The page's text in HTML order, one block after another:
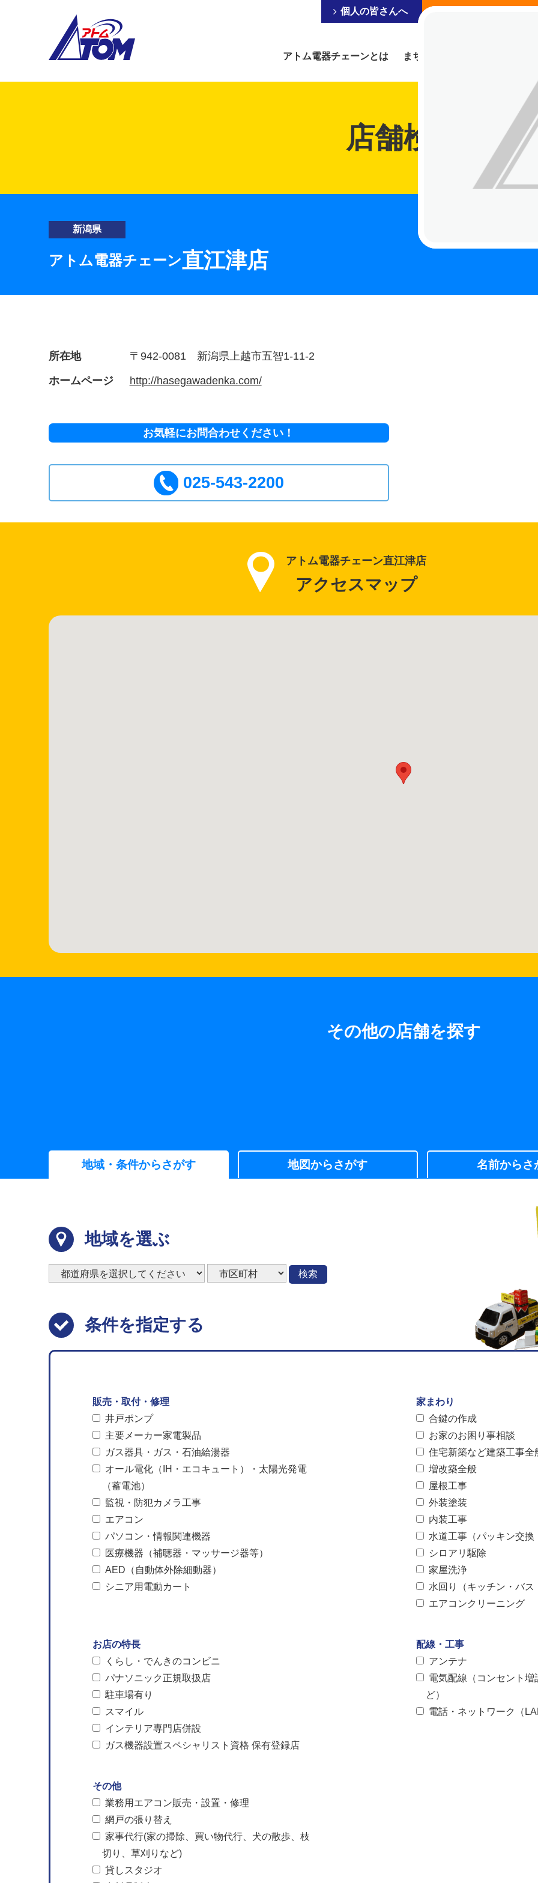
アトム電器チェーンとは まちの電器屋にできること
個人の皆さんへ
店舗検索
新潟県
アトム電器チェーン直江津店
所在地 〒942-0081 新潟県上越市五智1-11-2
ホームページ http://hasegawadenka.com/
お気軽にお問合わせください！
025-543-2200
アトム電器チェーン直江津店
アクセスマップ
その他の店舗を探す
地域・条件からさがす 地図からさがす 名前からさ
地域を選ぶ
検索
条件を指定する
販売・取付・修理
井戸ポンプ
主要メーカー家電製品
ガス器具・ガス・石油給湯器
オール電化（IH・エコキュート）・太陽光発電
（蓄電池）
監視・防犯カメラ工事
エアコン
パソコン・情報関連機器
医療機器（補聴器・マッサージ器等）
AED（自動体外除細動器）
シニア用電動カート
家まわり
合鍵の作成
お家のお困り事相談
住宅新築など建築工事全
増改築全般
屋根工事
外装塗装
内装工事
水道工事（パッキン交換
シロアリ駆除
家屋洗浄
水回り（キッチン・バ
エアコンクリーニング
お店の特長
くらし・でんきのコンビニ
パナソニック正規取扱店
駐車場有り
スマイル
インテリア専門店併設
ガス機器設置スペシャリスト資格 保有登録店
配線・工事
アンテナ
電気配線（コンセント
ど）
電話・ネットワーク（
その他
業務用エアコン販売・設置・修理
網戸の張り替え
家事代行(家の掃除、買い物代行、犬の散歩、枝
切り、草刈りなど)
貸しスタジオ